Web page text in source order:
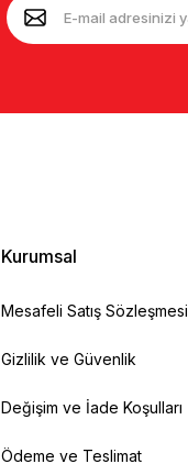
Kurumsal
Mesafeli Satış Sözleşmesi
Gizlilik ve Güvenlik
Değişim ve İade Koşulları
Ödeme ve Teslimat